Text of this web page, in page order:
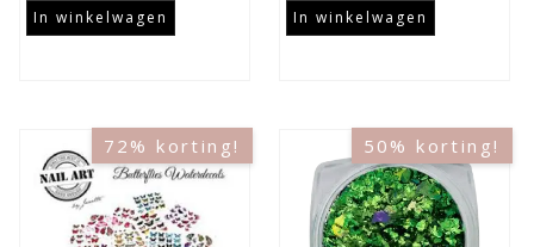
In winkelwagen In winkelwagen
72% korting! 50% korting!